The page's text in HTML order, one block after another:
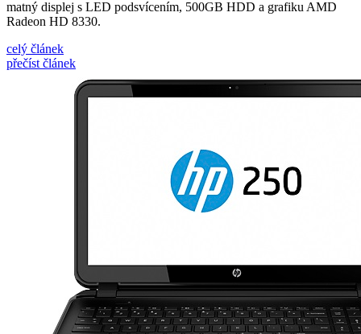
matný displej s LED podsvícením, 500GB HDD a grafiku AMD
Radeon HD 8330.
celý článek
přečíst článek